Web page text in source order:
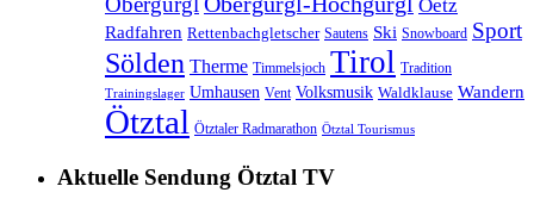
Oetz
Radfahren Rettenbachgletscher Sautens Ski Snowboard Sport
Sölden Therme Timmelsjoch Tirol Tradition
Trainingslager Umhausen Vent Volksmusik Waldklause Wandern
Ötztal Ötztaler Radmarathon Ötztal Tourismus
Aktuelle Sendung Ötztal TV